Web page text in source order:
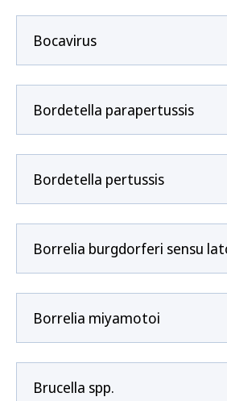
Bocavirus
Bordetella parapertussis
Bordetella pertussis
Borrelia burgdorferi sensu
Borrelia miyamotoi
Brucella spp.